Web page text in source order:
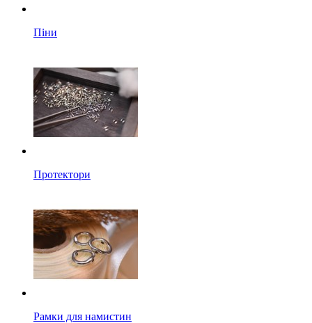
Піни
Протектори
Рамки для намистин